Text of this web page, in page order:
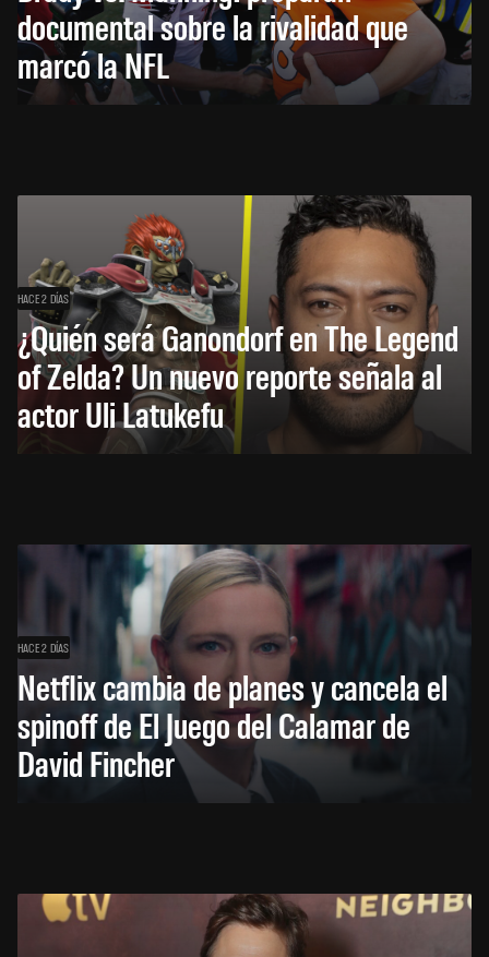
documental sobre la rivalidad que
marcó la NFL
HACE 2 DÍAS
¿Quién será Ganondorf en The Legend
of Zelda? Un nuevo reporte señala al
actor Uli Latukefu
HACE 2 DÍAS
Netflix cambia de planes y cancela el
spinoff de El Juego del Calamar de
David Fincher